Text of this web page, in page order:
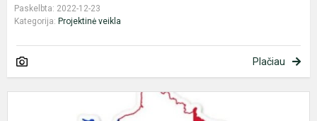
Paskelbta: 2022-12-23
Kategorija: Projektinė veikla
Plačiau